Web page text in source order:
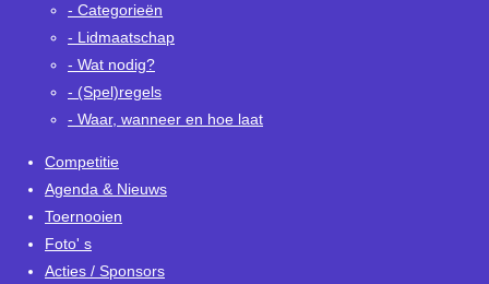
- Categorieën
- Lidmaatschap
- Wat nodig?
- (Spel)regels
- Waar, wanneer en hoe laat
Competitie
Agenda & Nieuws
Toernooien
Foto' s
Acties / Sponsors